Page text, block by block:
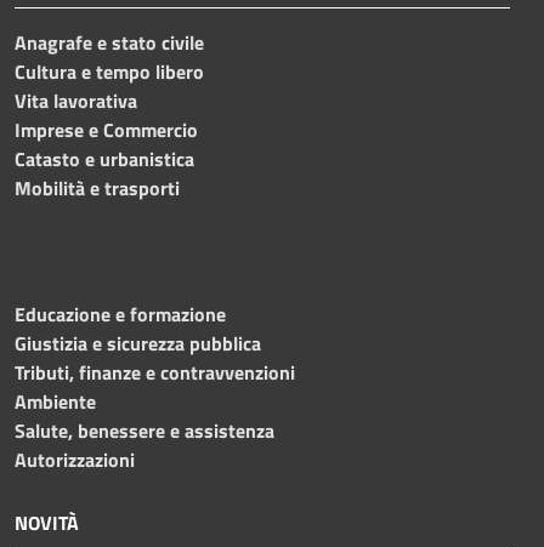
Anagrafe e stato civile
Cultura e tempo libero
Vita lavorativa
Imprese e Commercio
Catasto e urbanistica
Mobilità e trasporti
Educazione e formazione
Giustizia e sicurezza pubblica
Tributi, finanze e contravvenzioni
Ambiente
Salute, benessere e assistenza
Autorizzazioni
NOVITÀ